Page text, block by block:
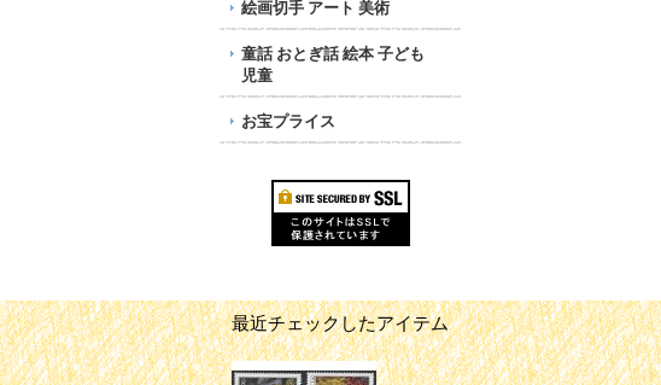
絵画切手 アート 美術
童話 おとぎ話 絵本 子ども
児童
お宝プライス
最近チェックしたアイテム